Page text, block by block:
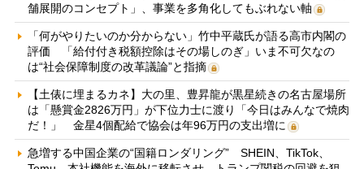
舗展開のコンセプト」、事業を多角化してもぶれない軸
「何がやりたいのか分からない」竹中平蔵氏が語る高市内閣の
評価 「給付付き税額控除はその場しのぎ」いま不可欠なの
は“社会保障制度の改革議論”と指摘
【土俵に埋まるカネ】大の里、豊昇龍が黒星続きの名古屋場所
は「懸賞金2826万円」が下位力士に渡り「今日はみんなで焼肉
だ！」 金星4個配給で協会は年96万円の支出増に
急増する中国企業の“国籍ロンダリング” SHEIN、TikTok、